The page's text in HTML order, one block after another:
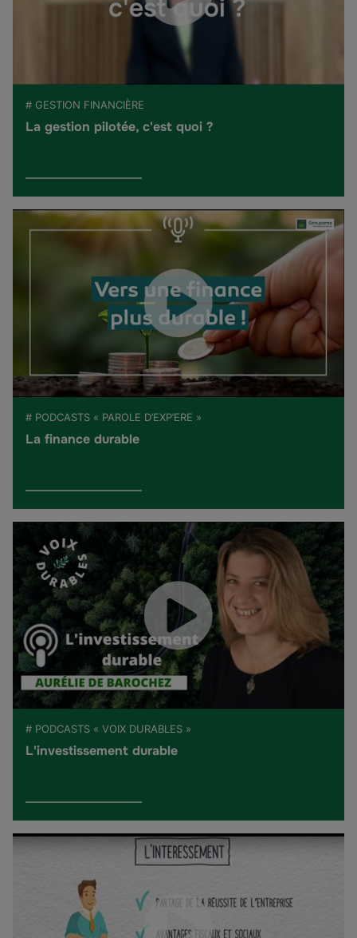
# GESTION FINANCIÈRE
La gestion pilotée, c'est quoi ?
# PODCASTS « PAROLE D’EXP’ERE »
La finance durable
# PODCASTS « VOIX DURABLES »
L'investissement durable